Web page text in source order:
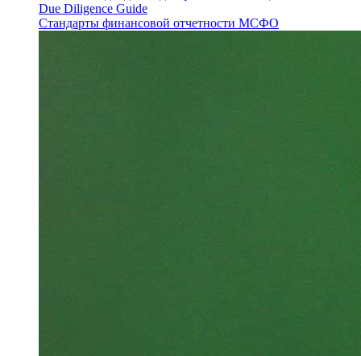
Due Diligence Guide
Стандарты финансовой отчетности МСФО